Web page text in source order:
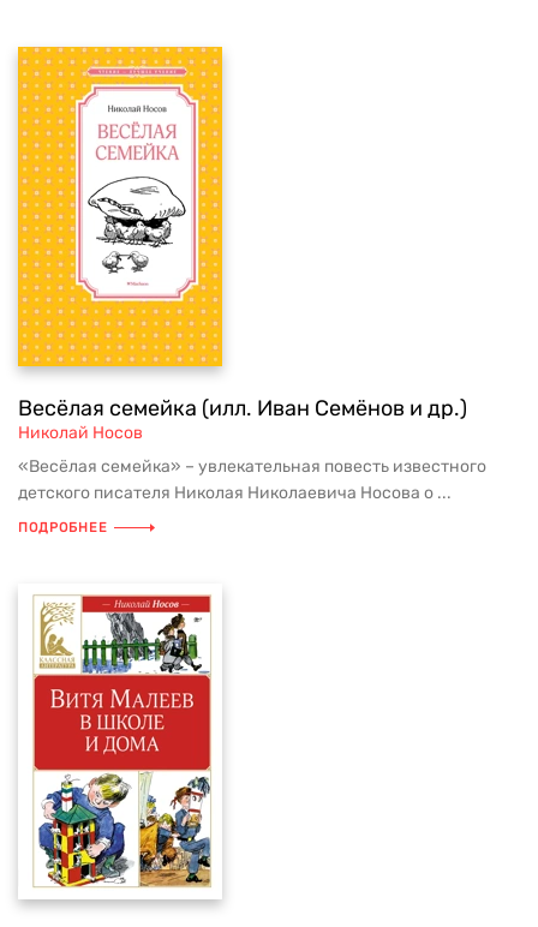
Весёлая семейка (илл. Иван Семёнов и др.)
Николай Носов
«Весёлая семейка» – увлекательная повесть известного
детского писателя Николая Николаевича Носова о ...
ПОДРОБНЕЕ